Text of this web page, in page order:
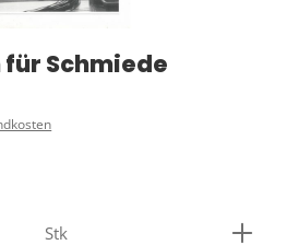
Schmiede
den gewünschten Wert ein
Stk